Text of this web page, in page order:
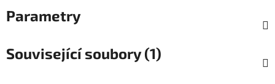
Parametry
Související soubory (1)